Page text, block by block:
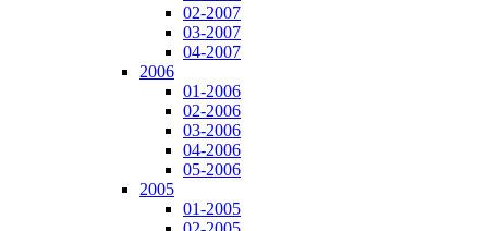
02-2007
03-2007
04-2007
2006
01-2006
02-2006
03-2006
04-2006
05-2006
2005
01-2005